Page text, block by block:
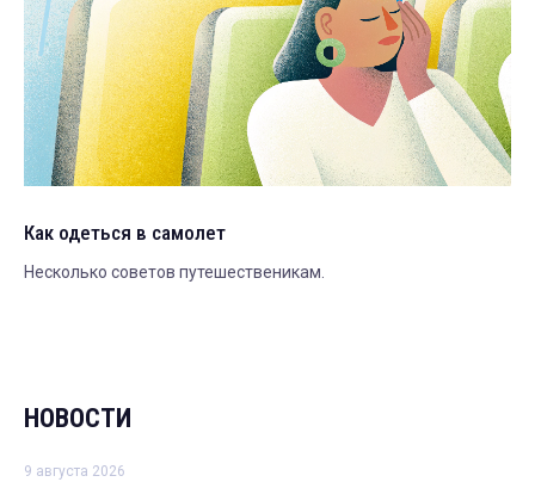
Как одеться в самолет
Несколько советов путешественикам.
НОВОСТИ
9 августа 2026